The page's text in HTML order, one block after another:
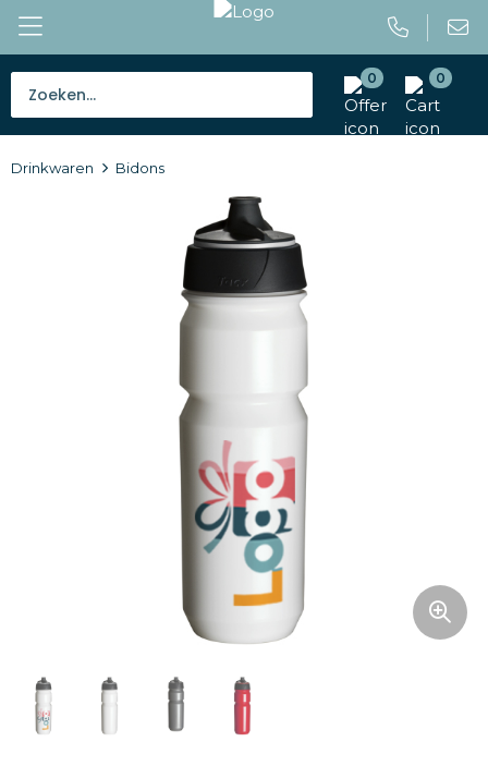
0 0
Tassen
Outdoor en vrije tijd
Gereedschap en veiligheid
Health en wellness
Kantoorartikelen
Gadgets
Drinkwaren Bidons